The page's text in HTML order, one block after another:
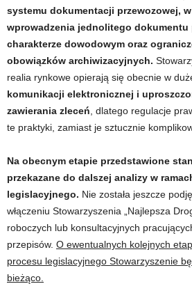
systemu dokumentacji przewozowej,
wprowadzenia jednolitego dokumentu
charakterze dowodowym oraz
obowiązków archiwizacyjnych.
realia rynkowe opierają się obecnie w
komunikacji elektronicznej i
zawierania zleceń , dlatego regulacje
te praktyki, zamiast je sztucznie
Na obecnym etapie przedstawione
przekazane do dalszej analizy w
legislacyjnego. Nie została jeszcze
włączeniu Stowarzyszenia „Najlepsza
roboczych lub konsultacyjnych
przepisów. O ewentualnych kolejnych
procesu legislacyjnego Stowarzyszenie
bieżąco.